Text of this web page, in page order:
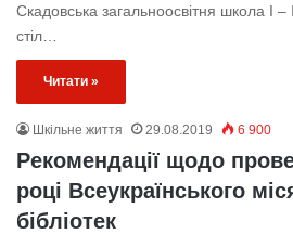
Скадовська загальноосвітня школа І –
стіл…
Читати »
Шкільне життя 29.08.2019 6 900
Рекомендації щодо
році Всеукраїнського
бібліотек